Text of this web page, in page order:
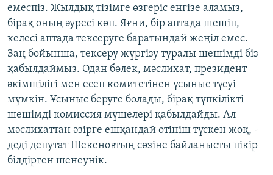
емеспіз. Жылдық тізімге өзгеріс енгізе аламыз,
бірақ оның әуресі көп. Яғни, бір аптада шешіп,
келесі аптада тексеруге баратындай жеңіл емес.
Заң бойынша, тексеру жүргізу туралы шешімді біз
қабылдаймыз. Одан бөлек, мәслихат, президент
әкімшілігі мен есеп комитетінен ұсыныс түсуі
мүмкін. Ұсыныс беруге болады, бірақ түпкілікті
шешімді комиссия мүшелері қабылдайды. Ал
мәслихаттан әзірге ешқандай өтініш түскен жоқ, -
деді депутат Шекеновтың сөзіне байланысты пікір
білдірген шенеунік.